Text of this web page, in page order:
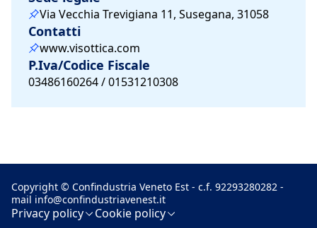
Via Vecchia Trevigiana 11, Susegana, 31058
Contatti
www.visottica.com
P.Iva/Codice Fiscale
03486160264 / 01531210308
Copyright © Confindustria Veneto Est - c.f. 92293280282 -
mail info@confindustriavenest.it
Privacy policy Cookie policy